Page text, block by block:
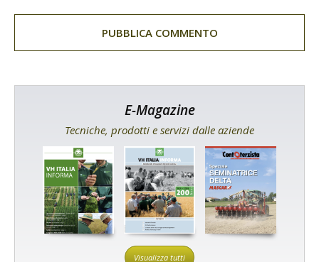
E-Magazine
Tecniche, prodotti e servizi dalle aziende
Visualizza tutti